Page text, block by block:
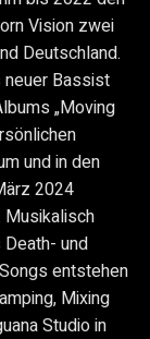
Vision zwei
Deutschland.
neuer Bassist
„Moving
und in den
2024
Musikalisch
und
entstehen
Mixing
Studio in